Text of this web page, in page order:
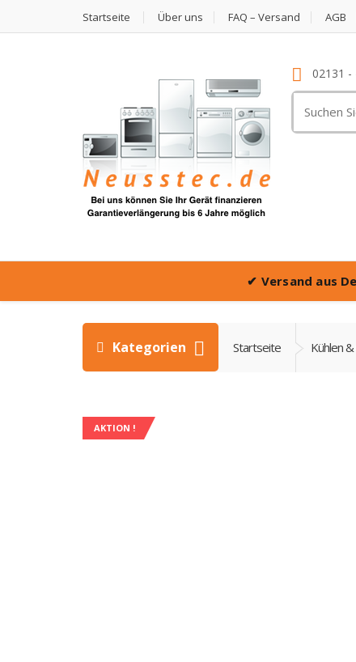
Startseite Über uns FAQ – Versand AGB
02131 -
nach:
✔ Versand aus
Kategorien Startseite Kühlen
AKTION !